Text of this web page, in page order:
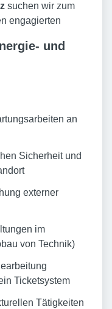
suchen wir zum
engagierten
und
an
Sicherheit und
externer
im
von Technik)
Ticketsystem
Tätigkeiten